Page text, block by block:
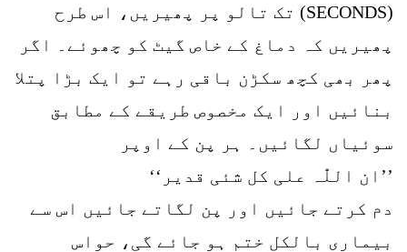
(SECONDS) تک تالو پر پھیریں، اس طرح
پھیریں کہ دماغ کے خاص گیٹ کو چھوئے۔ اگر
پھر بھی کچھ سکڑن باقی رہے تو ایک بڑا پتلا
بنائیں اور ایک مخصوص طریقے کے مطابق
سوئیاں لگائیں۔ ہر پن کے اوپر
’’ان اللّٰہ علی کل شئی قدیر‘‘
دم کرتے جائیں اور پن لگاتے جائیں اس سے
بیماری بالکل ختم ہو جائے گی، حواس